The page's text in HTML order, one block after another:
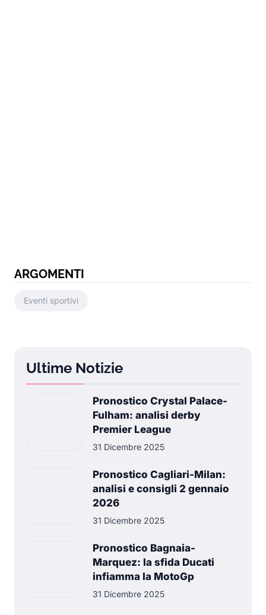
ARGOMENTI
Eventi sportivi
Ultime Notizie
Pronostico Crystal Palace-
Fulham: analisi derby
Premier League
31 Dicembre 2025
Pronostico Cagliari-Milan:
analisi e consigli 2 gennaio
2026
31 Dicembre 2025
Pronostico Bagnaia-
Marquez: la sfida Ducati
infiamma la MotoGp
31 Dicembre 2025